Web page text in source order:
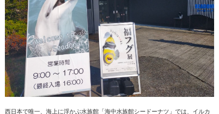
西日本で唯一、海上に浮かぶ水族館「海中水族館シードーナツ」では、イルカ